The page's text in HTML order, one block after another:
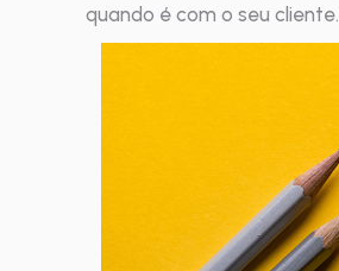
quando é com o seu cliente.